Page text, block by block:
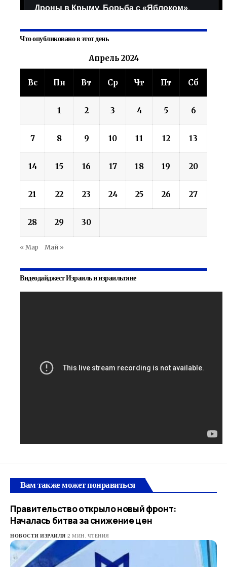
Что опубликовано в этот день
Апрель 2024
Вс Пн Вт Ср Чт Пт Сб
1 2 3 4 5 6
7 8 9 10 11 12 13
14 15 16 17 18 19 20
21 22 23 24 25 26 27
28 29 30
« Мар Май »
Видеодайджест Израиль и израильтяне
Вам также может понравиться
Правительство открыло новый фронт:
Началась битва за снижение цен
НОВОСТИ ИЗРАИЛЯ 2 МИН. ЧТЕНИЯ